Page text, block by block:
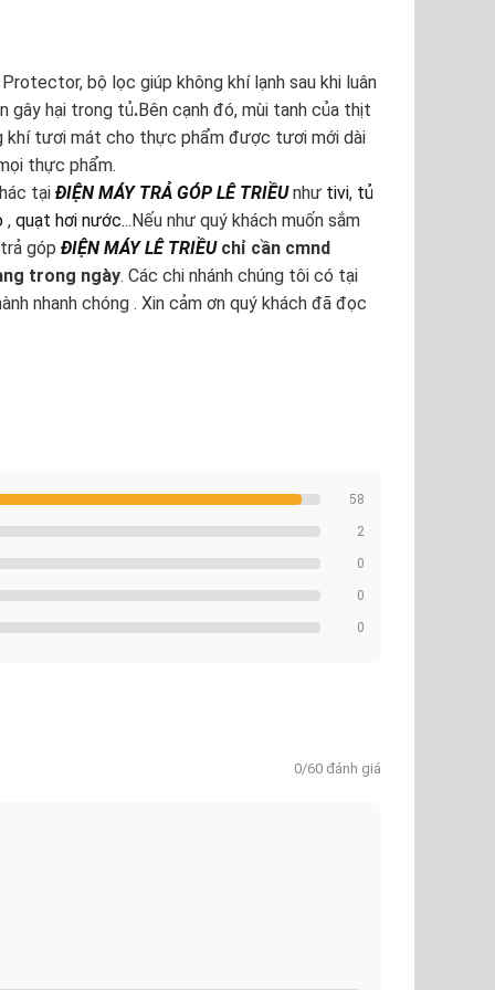
bộ lọc giúp không khí lạnh sau khi luân
gây hại trong tủ.Bên cạnh đó, mùi tanh của thịt
khí tươi mát cho thực phẩm được tươi mới dài
thực phẩm.
tại ĐIỆN MÁY TRẢ GÓP LÊ TRIỀUnhư tivi, tủ
, quạt hơi nước...Nếu như quý khách muốn sắm
góp ĐIỆN MÁY LÊ TRIỀU chỉ cần cmnd
trong ngày. Các chi nhánh chúng tôi có tại
nhanh chóng . Xin cảm ơn quý khách đã đọc
58
2
0
0
0
0/60 đánh giá